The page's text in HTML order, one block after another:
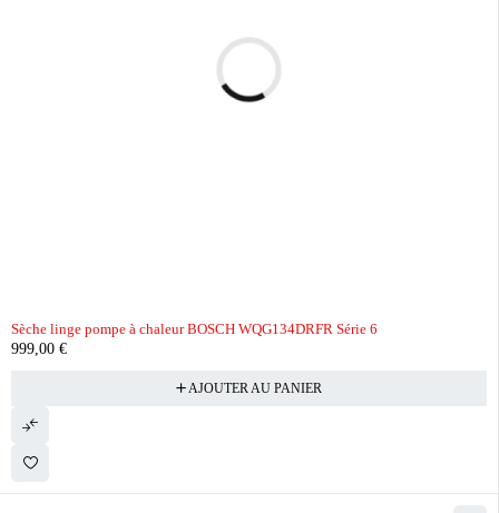
Sèche linge pompe à chaleur BOSCH WQG134DRFR Série 6
999,00 €
AJOUTER AU PANIER